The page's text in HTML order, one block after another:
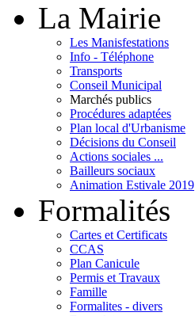
La Mairie
Les Manisfestations
Info - Téléphone
Transports
Conseil Municipal
Marchés publics
Procédures adaptées
Plan local d'Urbanisme
Décisions du Conseil
Actions sociales ...
Bailleurs sociaux
Animation Estivale 2019
Formalités
Cartes et Certificats
CCAS
Plan Canicule
Permis et Travaux
Famille
Formalites - divers